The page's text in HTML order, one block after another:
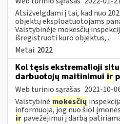
Atsižvelgdami į tai, kad nuo
objektų eksploatuotojams
Valstybinėje mokesčių
išregistruoti kuro objektus,...
Metai: 2022
Kol tęsis ekstremalioji
darbuotojų maitinimui ir
Web turinio sąrašas 2021-10-
Valstybinė mokesčių
informuoja, jog nuo šiol
ir pavežėjimui į darbą